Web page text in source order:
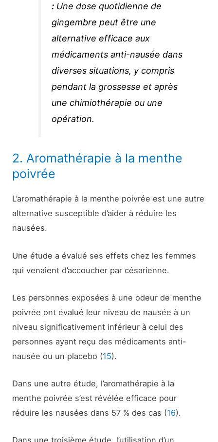
: Une dose quotidienne de
gingembre peut être une
alternative efficace aux
médicaments anti-nausée dans
diverses situations, y compris
pendant la grossesse et après
une chimiothérapie ou une
opération.
2. Aromathérapie à la menthe
poivrée
L’aromathérapie à la menthe poivrée est une autre
alternative susceptible d’aider à réduire les
nausées.
Une étude a évalué ses effets chez les femmes
qui venaient d’accoucher par césarienne.
Les personnes exposées à une odeur de menthe
poivrée ont évalué leur niveau de nausée à un
niveau significativement inférieur à celui des
personnes ayant reçu des médicaments anti-
nausée ou un placebo (15).
Dans une autre étude, l’aromathérapie à la
menthe poivrée s’est révélée efficace pour
réduire les nausées dans 57 % des cas (16).